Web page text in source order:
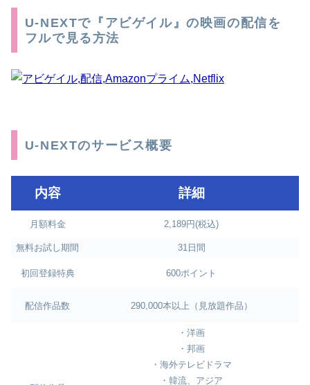
U-NEXTで『アビゲイル』の映画の配信を
フルで見る方法
U-NEXTのサービス概要
内容 詳細
月額料金 2,189円(税込)
無料お試し期間 31日間
初回登録特典 600ポイント
配信作品数 290,000本以上（見放題作品）
・洋画
・邦画
・海外テレビドラマ
・韓流、アジア